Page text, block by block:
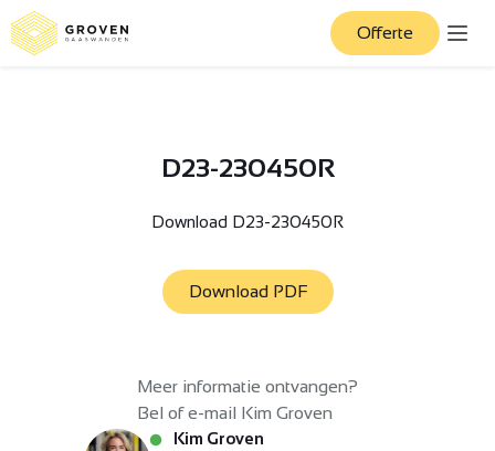
Offerte
D23-230450R
Download D23-230450R
Download PDF
Meer informatie ontvangen?
Bel of e-mail Kim Groven
Kim Groven